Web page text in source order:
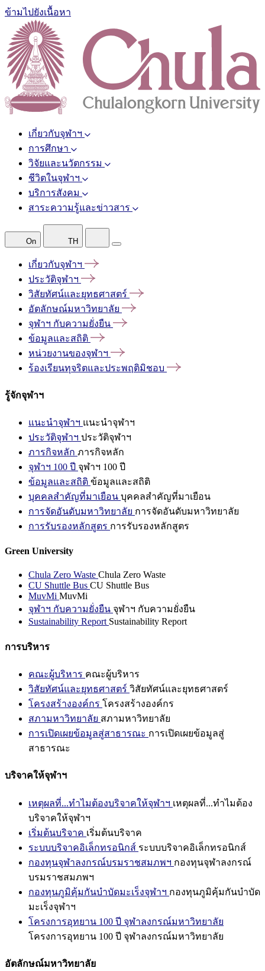
ข้ามไปยังเนื้อหา
เกี่ยวกับจุฬาฯ
การศึกษา
วิจัยและนวัตกรรม
ชีวิตในจุฬาฯ
บริการสังคม
สาระความรู้และข่าวสาร
On TH
เกี่ยวกับจุฬาฯ
ประวัติจุฬาฯ
วิสัยทัศน์และยุทธศาสตร์
อัตลักษณ์มหาวิทยาลัย
จุฬาฯ กับความยั่งยืน
ข้อมูลและสถิติ
หน่วยงานของจุฬาฯ
ร้องเรียนทุจริตและประพฤติมิชอบ
รู้จักจุฬาฯ
แนะนำจุฬาฯ แนะนำจุฬาฯ
ประวัติจุฬาฯ ประวัติจุฬาฯ
ภารกิจหลัก ภารกิจหลัก
จุฬาฯ 100 ปี จุฬาฯ 100 ปี
ข้อมูลและสถิติ ข้อมูลและสถิติ
บุคคลสำคัญที่มาเยือน บุคคลสำคัญที่มาเยือน
การจัดอันดับมหาวิทยาลัย การจัดอันดับมหาวิทยาลัย
การรับรองหลักสูตร การรับรองหลักสูตร
Green University
Chula Zero Waste Chula Zero Waste
CU Shuttle Bus CU Shuttle Bus
MuvMi MuvMi
จุฬาฯ กับความยั่งยืน จุฬาฯ กับความยั่งยืน
Sustainability Report Sustainability Report
การบริหาร
คณะผู้บริหาร คณะผู้บริหาร
วิสัยทัศน์และยุทธศาสตร์ วิสัยทัศน์และยุทธศาสตร์
โครงสร้างองค์กร โครงสร้างองค์กร
สภามหาวิทยาลัย สภามหาวิทยาลัย
การเปิดเผยข้อมูลสู่สาธารณะ การเปิดเผยข้อมูลสู่
สาธารณะ
บริจาคให้จุฬาฯ
เหตุผลที่...ทำไมต้องบริจาคให้จุฬาฯ เหตุผลที่...ทำไมต้อง
บริจาคให้จุฬาฯ
เริ่มต้นบริจาค เริ่มต้นบริจาค
ระบบบริจาคอิเล็กทรอนิกส์ ระบบบริจาคอิเล็กทรอนิกส์
กองทุนจุฬาลงกรณ์บรมราชสมภพฯ กองทุนจุฬาลงกรณ์
บรมราชสมภพฯ
กองทุนภูมิคุ้มกันบำบัดมะเร็งจุฬาฯ กองทุนภูมิคุ้มกันบำบัด
มะเร็งจุฬาฯ
โครงการอุทยาน 100 ปี จุฬาลงกรณ์มหาวิทยาลัย
โครงการอุทยาน 100 ปี จุฬาลงกรณ์มหาวิทยาลัย
อัตลักษณ์มหาวิทยาลัย